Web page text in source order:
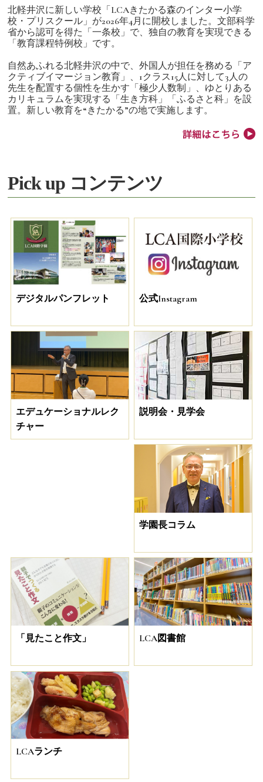
北軽井沢に新しい学校「LCAきたかる森のインター小学
校・プリスクール」が2026年4月に開校しました。文部科学
省から認可を得た「一条校」で、独自の教育を実現できる
「教育課程特例校」です。
自然あふれる北軽井沢の中で、外国人が担任を務める「ア
クティブイマージョン教育」、1クラス15人に対して3人の
先生を配置する個性を生かす「極少人数制」、ゆとりある
カリキュラムを実現する「生き方科」「ふるさと科」を設
置。新しい教育を“きたかる”の地で実施します。
Pick up コンテンツ
デジタルパンフレット 公式Instagram
エデュケーショナルレク
チャー
説明会・見学会
学園長コラム
「見たこと作文」 LCA図書館
LCAランチ